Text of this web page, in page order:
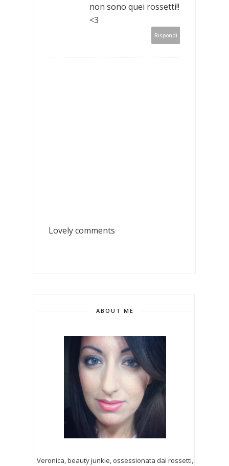
non sono quei rossetti!!
<3
Rispondi
Lovely comments
ABOUT ME
Veronica, beauty junkie, ossessionata dai rossetti,